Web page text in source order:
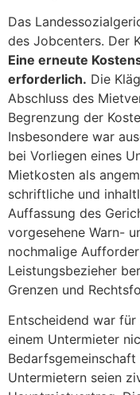
Das
des Jobcenters. Der
Eine erneute
erforderlich. Die
Abschluss des
Begrenzung der
Insbesondere war
bei Vorliegen eines
Mietkosten als
schriftliche und
Auffassung des
vorgesehene Warn-
nochmalige
Leistungsbezieher
Grenzen und
Entscheidend war
einem Untermieter
Untermietern seien